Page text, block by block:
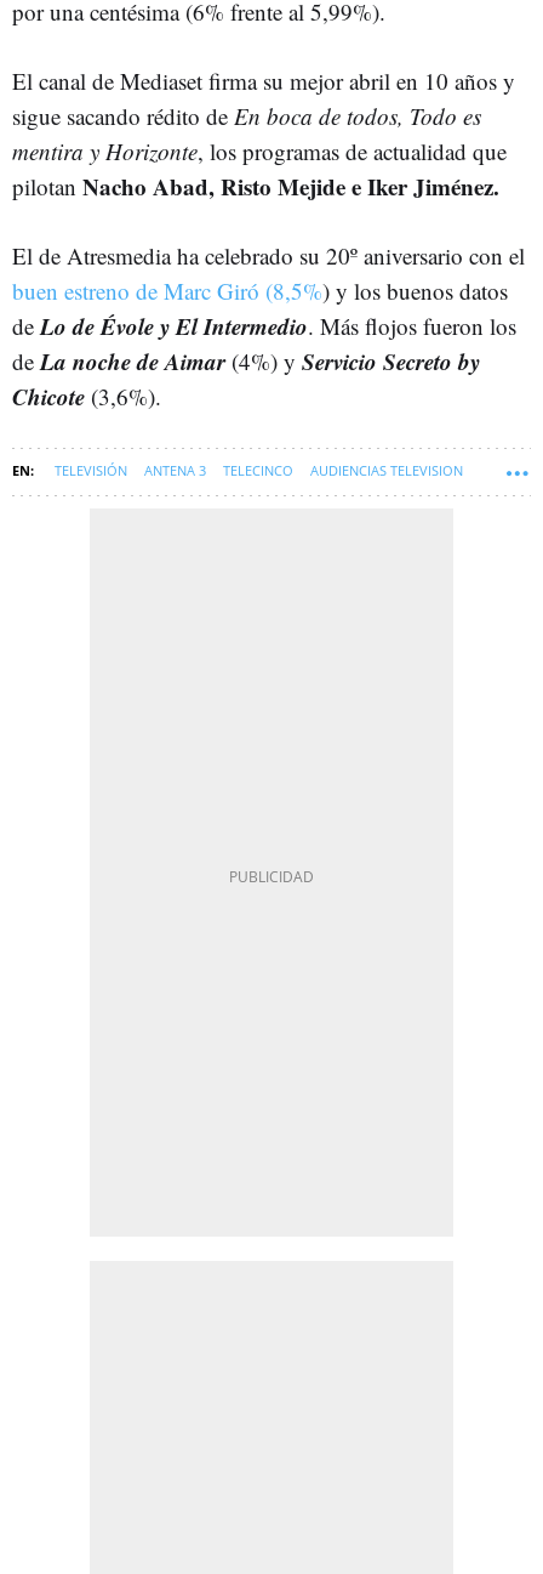
por una centésima (6% frente al 5,99%).
El canal de Mediaset firma su mejor abril en 10 años y
sigue sacando rédito de En boca de todos, Todo es
mentira y Horizonte, los programas de actualidad que
pilotan Nacho Abad, Risto Mejide e Iker Jiménez.
El de Atresmedia ha celebrado su 20º aniversario con el
buen estreno de Marc Giró (8,5%) y los buenos datos
de Lo de Évole y El Intermedio. Más flojos fueron los
deLa noche de Aimar(4%) y Servicio Secreto by
Chicote (3,6%).
TELEVISIÓN ANTENA 3 TELECINCO AUDIENCIAS TELEVISION